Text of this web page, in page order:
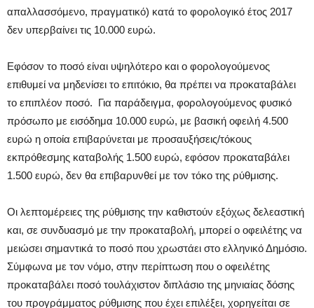
απαλλασσόμενο, πραγματικό) κατά το φορολογικό έτος 2017
δεν υπερβαίνει τις 10.000 ευρώ.
Εφόσον το ποσό είναι υψηλότερο και ο φορολογούμενος
επιθυμεί να μηδενίσει το επιτόκιο, θα πρέπει να προκαταβάλει
το επιπλέον ποσό. Για παράδειγμα, φορολογούμενος φυσικό
πρόσωπο με εισόδημα 10.000 ευρώ, με βασική οφειλή 4.500
ευρώ η οποία επιβαρύνεται με προσαυξήσεις/τόκους
εκπρόθεσμης καταβολής 1.500 ευρώ, εφόσον προκαταβάλει
1.500 ευρώ, δεν θα επιβαρυνθεί με τον τόκο της ρύθμισης.
Οι λεπτομέρειες της ρύθμισης την καθιστούν εξόχως δελεαστική
και, σε συνδυασμό με την προκαταβολή, μπορεί ο οφειλέτης να
μειώσει σημαντικά το ποσό που χρωστάει στο ελληνικό Δημόσιο.
Σύμφωνα με τον νόμο, στην περίπτωση που ο οφειλέτης
προκαταβάλει ποσό τουλάχιστον διπλάσιο της μηνιαίας δόσης
του προγράμματος ρύθμισης που έχει επιλέξει, χορηγείται σε